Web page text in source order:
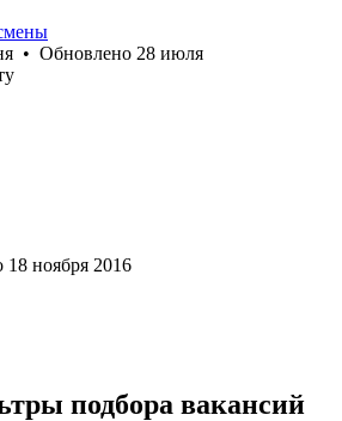
• Обновлено 28 июля
18 ноября 2016
подбора вакансий